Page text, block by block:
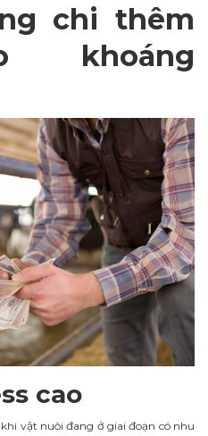
chi thêm
khoáng
cao
vật nuôi đang ở giai đoạn có nhu